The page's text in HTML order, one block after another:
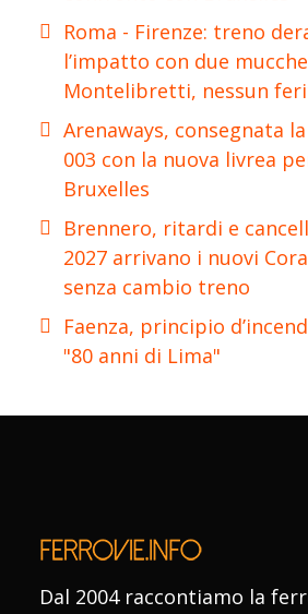
Roma - Firenze: treno
l’impatto con due
Montelibretti, nessun
Arenaways, consegnata la
003 con la nuova livrea
Bruxelles
Brennero, ritardi e
2027 arrivano i nuovi
senza cambio treno
Faenza, principio
"80 anni di Lima"
Dal 2004 raccontiamo la